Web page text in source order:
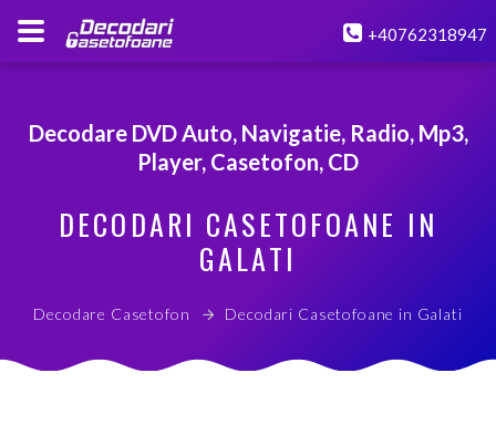
+40762318947
Decodare DVD Auto, Navigatie, Radio, Mp3,
Player, Casetofon, CD
DECODARI CASETOFOANE IN
GALATI
Decodare Casetofon Decodari Casetofoane in Galati